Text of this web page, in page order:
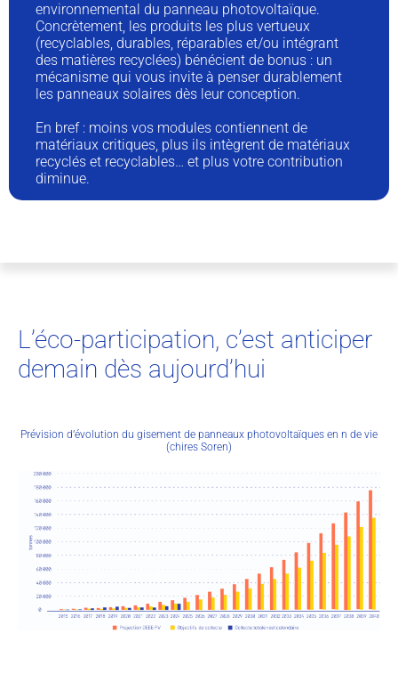
environnemental du panneau photovoltaïque.
Concrètement, les produits les plus vertueux
(recyclables, durables, réparables et/ou intégrant
des matières recyclées) bénécient de bonus : un
mécanisme qui vous invite à penser durablement
les panneaux solaires dès leur conception.
En bref : moins vos modules contiennent de
matériaux critiques, plus ils intègrent de matériaux
recyclés et recyclables… et plus votre contribution
diminue.
L’éco-participation, c’est anticiper
demain dès aujourd’hui
Prévision d’évolution du gisement de panneaux photovoltaïques en n de vie
(chires Soren)